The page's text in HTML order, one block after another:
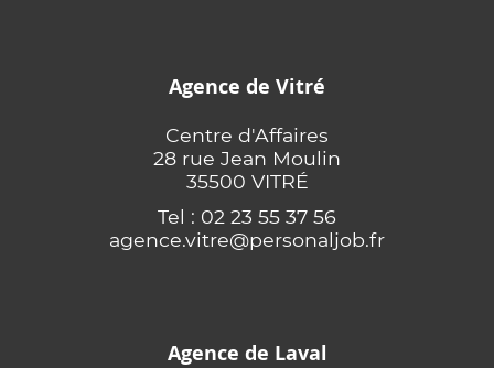
Agence de Vitré
Centre d'Affaires
28 rue Jean Moulin
35500 VITRÉ
Tel : 02 23 55 37 56
agence.vitre@personaljob.fr
Agence de Laval